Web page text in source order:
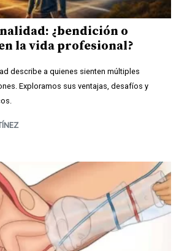
¿bendición o
la vida profesional?
describe a quienes sienten múltiples
Exploramos sus ventajas, desafíos y